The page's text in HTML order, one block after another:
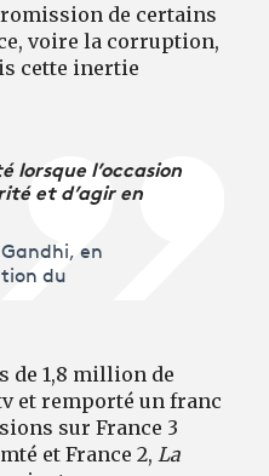
de certains
voire la corruption,
cette inertie
lorsque l’occasion
et d’agir en
en
du
de 1,8 million de
et remporté un franc
sur France 3
et France 2, La